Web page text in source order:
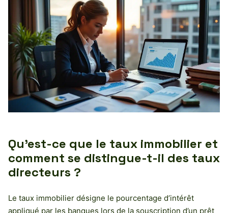
Qu’est-ce que le taux immobilier et
comment se distingue-t-il des taux
directeurs ?
Le taux immobilier désigne le pourcentage d’intérêt
appliqué par les banques lors de la souscription d’un prêt